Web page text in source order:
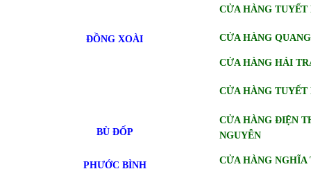
ĐỒNG XOÀI
CỬA HÀNG TUYẾT
CỬA HÀNG
CỬA HÀNG HẢI
CỬA HÀNG TUYẾT
BÙ ĐỐP
CỬA HÀNG ĐIỆN
NGUYỄN
PHƯỚC BÌNH CỬA HÀNG NGHĨA